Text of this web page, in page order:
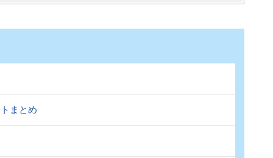
まとめ